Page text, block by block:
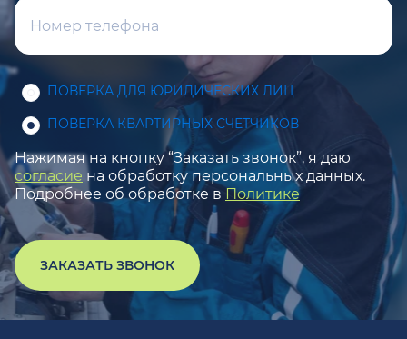
ПОВЕРКА ДЛЯ ЮРИДИЧЕСКИХ ЛИЦ
ПОВЕРКА КВАРТИРНЫХ СЧЕТЧИКОВ
Нажимая на кнопку “Заказать звонок”, я даю
согласие на обработку персональных данных.
Подробнее об обработке в Политике
ЗАКАЗАТЬ ЗВОНОК